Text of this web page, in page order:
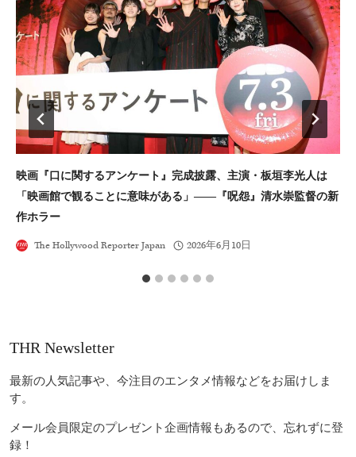
映画『口に関するアンケート』完成披露、主演・板垣李光人は
「映画館で観ることに意味がある」――『呪怨』清水崇監督の新
作ホラー
The Hollywood Reporter Japan 2026年6月10日
THR Newsletter
最新の人気記事や、今注目のエンタメ情報などをお届けしま
す。
メール会員限定のプレゼント企画情報もあるので、忘れずに登
録！